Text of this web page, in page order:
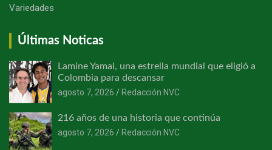
Variedades
Últimas Noticas
Lamine Yamal, una estrella mundial que eligió a
Colombia para descansar
agosto 7, 2026
Redacción NVC
216 años de una historia que continúa
agosto 7, 2026
Redacción NVC